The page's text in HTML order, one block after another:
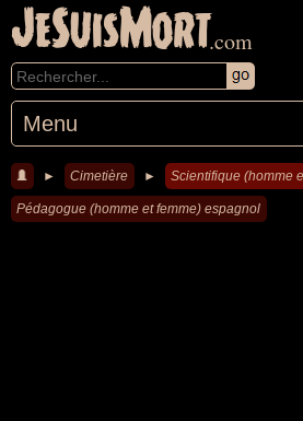
JeSuisMort.com
Menu
► Cimetière ► Scientifique (homme
Pédagogue (homme et femme) espagnol